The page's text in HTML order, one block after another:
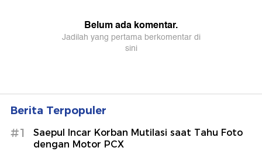
Berita Terpopuler
#1
Saepul Incar Korban Mutilasi saat Tahu Foto
dengan Motor PCX